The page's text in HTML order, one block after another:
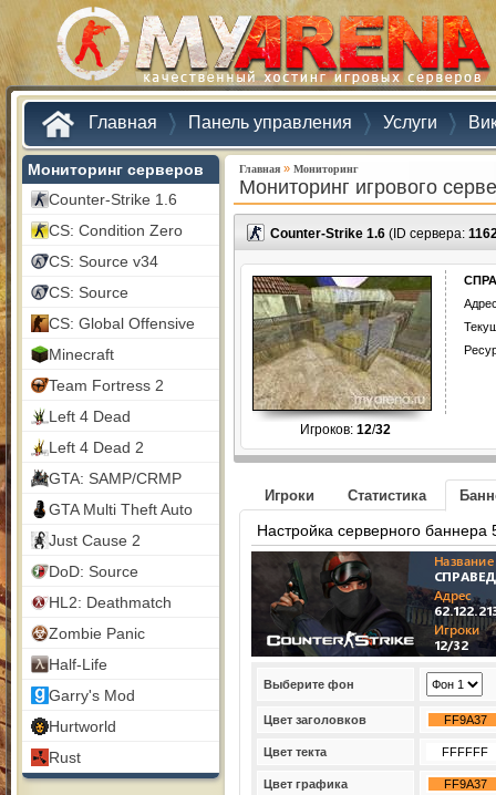
Главная Панель управления Услуги
Мониторинг серверов
Counter-Strike 1.6
CS: Condition Zero
CS: Source v34
CS: Source
CS: Global Offensive
Minecraft
Team Fortress 2
Left 4 Dead
Left 4 Dead 2
GTA: SAMP/CRMP
GTA Multi Theft Auto
Just Cause 2
DoD: Source
HL2: Deathmatch
Zombie Panic
Half-Life
Garry's Mod
Hurtworld
Rust
Главная » Мониторинг
Мониторинг игрового
Counter-Strike 1.6 (ID сервера:
Игроков: 12/32
Игроки Статистика
Настройка серверного баннера
Выберите фон
Цвет заголовков
Цвет текта
Цвет графика